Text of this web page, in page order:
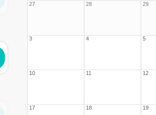
27 28 29
3 4 5
10 11 12
17 18 19